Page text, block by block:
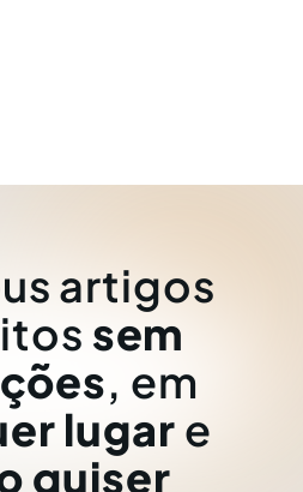
artigos
sem
, em
lugar e
quiser